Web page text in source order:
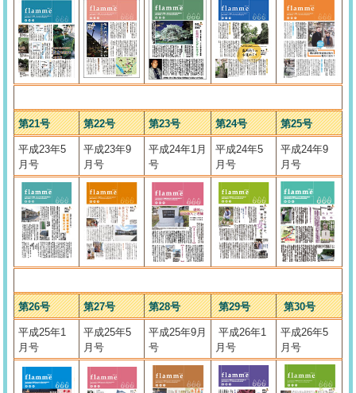
第21号 第22号 第23号 第24号 第25号
平成23年5
月号
平成23年9
月号
平成24年1月
号
平成24年5
月号
平成24年9
月号
第26号 第27号 第28号 第29号 第30号
平成25年1
月号
平成25年5
月号
平成25年9月
号
平成26年1
月号
平成26年5
月号